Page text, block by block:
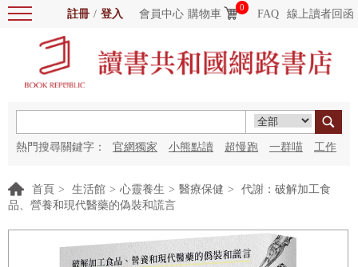
註冊 / 登入 會員中心 購物車
0
FAQ 線上讀者回函
熱門搜尋關鍵字： 官網獨家 小熊點讀 超慢跑 一群喵 工作
首頁 > 生活館 > 心靈養生 > 醫療保健 >
代謝：破解加工食
品、營養和現代醫藥的偽裝和謊言